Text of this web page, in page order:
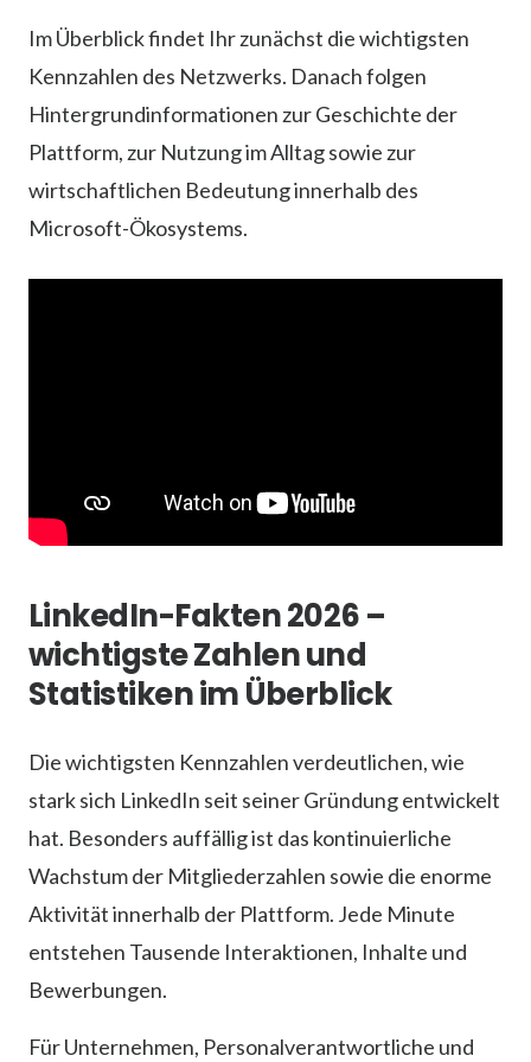
Im Überblick findet Ihr zunächst die wichtigsten
Kennzahlen des Netzwerks. Danach folgen
Hintergrundinformationen zur Geschichte der
Plattform, zur Nutzung im Alltag sowie zur
wirtschaftlichen Bedeutung innerhalb des
Microsoft-Ökosystems.
LinkedIn-Fakten 2026 –
wichtigste Zahlen und
Statistiken im Überblick
Die wichtigsten Kennzahlen verdeutlichen, wie
stark sich LinkedIn seit seiner Gründung entwickelt
hat. Besonders auffällig ist das kontinuierliche
Wachstum der Mitgliederzahlen sowie die enorme
Aktivität innerhalb der Plattform. Jede Minute
entstehen Tausende Interaktionen, Inhalte und
Bewerbungen.
Für Unternehmen, Personalverantwortliche und